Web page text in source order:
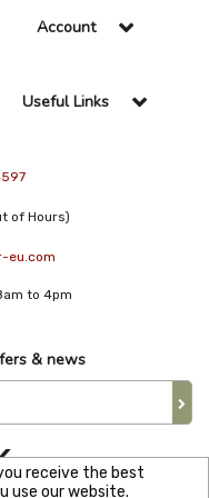
Account
Useful Links
of Hours)
eu.com
to 4pm
& news
receive the best
use our website.